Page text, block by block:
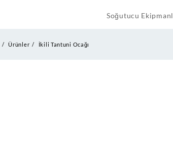
Soğutucu
Ürünler İkili Tantuni Ocağı